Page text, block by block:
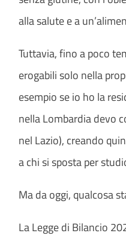
alla salute e a
Tuttavia, fino a poco
erogabili solo nella
esempio se io ho la
nella Lombardia devo
nel Lazio), creando
a chi si sposta per
Ma da oggi, qualcosa
La Legge di Bilancio